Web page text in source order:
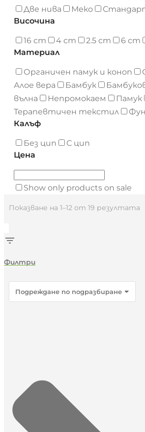
Две нива Меко
Височина
16 cm 4 cm 2.5 cm 6 cm
Материал
Органичен памук и коноп
Алое вера
Бамбук
вълна
Непромокаем Памук
Терапевтичен текстил
Калъф
Без цип
С цип
Цена
Show only products on sale
Показване на 1–12 от 19 резултата
Филтри